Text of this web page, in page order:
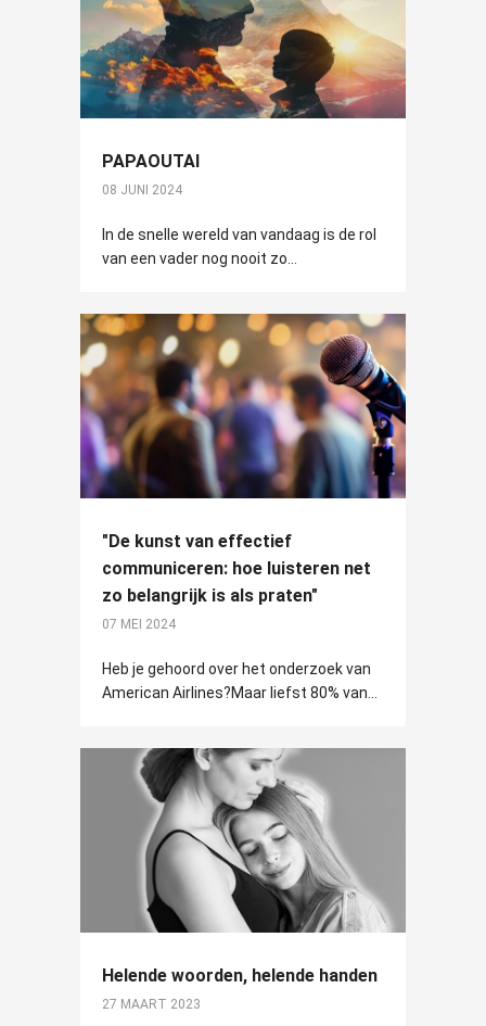
PAPAOUTAI
08 JUNI 2024
In de snelle wereld van vandaag is de rol
van een vader nog nooit zo...
"De kunst van effectief
communiceren: hoe luisteren net
zo belangrijk is als praten"
07 MEI 2024
Heb je gehoord over het onderzoek van
American Airlines?Maar liefst 80% van...
Helende woorden, helende handen
27 MAART 2023